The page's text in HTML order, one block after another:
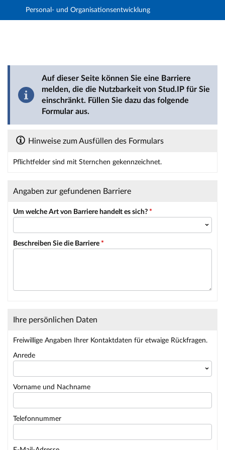
Hauptnavigation
Personal- und Organisationsentwicklung
Auf dieser Seite können Sie eine Barriere
melden, die die Nutzbarkeit von Stud.IP für Sie
einschränkt. Füllen Sie dazu das folgende
Formular aus.
Hinweise zum Ausfüllen des Formulars
Pflichtfelder sind mit Sternchen gekennzeichnet.
Angaben zur gefundenen Barriere
Um welche Art von Barriere handelt es sich? *
Beschreiben Sie die Barriere *
Ihre persönlichen Daten
Freiwillige Angaben Ihrer Kontaktdaten für etwaige Rückfragen.
Anrede
Vorname und Nachname
Telefonnummer